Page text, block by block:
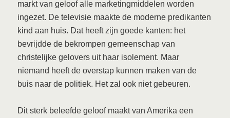
markt van geloof alle marketingmiddelen worden
ingezet. De televisie maakte de moderne predikanten
kind aan huis. Dat heeft zijn goede kanten: het
bevrijdde de bekrompen gemeenschap van
christelijke gelovers uit haar isolement. Maar
niemand heeft de overstap kunnen maken van de
buis naar de politiek. Het zal ook niet gebeuren.
Dit sterk beleefde geloof maakt van Amerika een